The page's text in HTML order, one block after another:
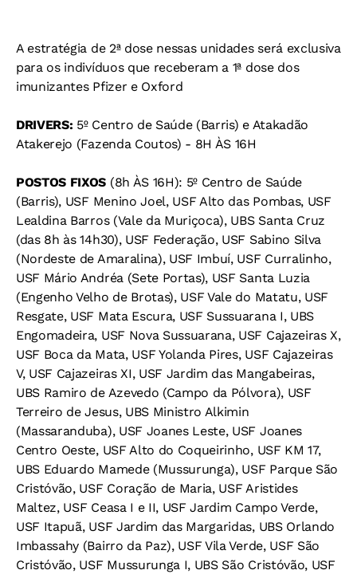
A estratégia de 2ª dose nessas unidades será exclusiva
para os indivíduos que receberam a 1ª dose dos
imunizantes Pfizer e Oxford
DRIVERS: 5º Centro de Saúde (Barris) e Atakadão
Atakerejo (Fazenda Coutos) - 8H ÀS 16H
POSTOS FIXOS (8h ÀS 16H): 5º Centro de Saúde
(Barris), USF Menino Joel, USF Alto das Pombas, USF
Lealdina Barros (Vale da Muriçoca), UBS Santa Cruz
(das 8h às 14h30), USF Federação, USF Sabino Silva
(Nordeste de Amaralina), USF Imbuí, USF Curralinho,
USF Mário Andréa (Sete Portas), USF Santa Luzia
(Engenho Velho de Brotas), USF Vale do Matatu, USF
Resgate, USF Mata Escura, USF Sussuarana I, UBS
Engomadeira, USF Nova Sussuarana, USF Cajazeiras X,
USF Boca da Mata, USF Yolanda Pires, USF Cajazeiras
V, USF Cajazeiras XI, USF Jardim das Mangabeiras,
UBS Ramiro de Azevedo (Campo da Pólvora), USF
Terreiro de Jesus, UBS Ministro Alkimin
(Massaranduba), USF Joanes Leste, USF Joanes
Centro Oeste, USF Alto do Coqueirinho, USF KM 17,
UBS Eduardo Mamede (Mussurunga), USF Parque São
Cristóvão, USF Coração de Maria, USF Aristides
Maltez, USF Ceasa I e II, USF Jardim Campo Verde,
USF Itapuã, USF Jardim das Margaridas, UBS Orlando
Imbassahy (Bairro da Paz), USF Vila Verde, USF São
Cristóvão, USF Mussurunga I, UBS São Cristóvão, USF